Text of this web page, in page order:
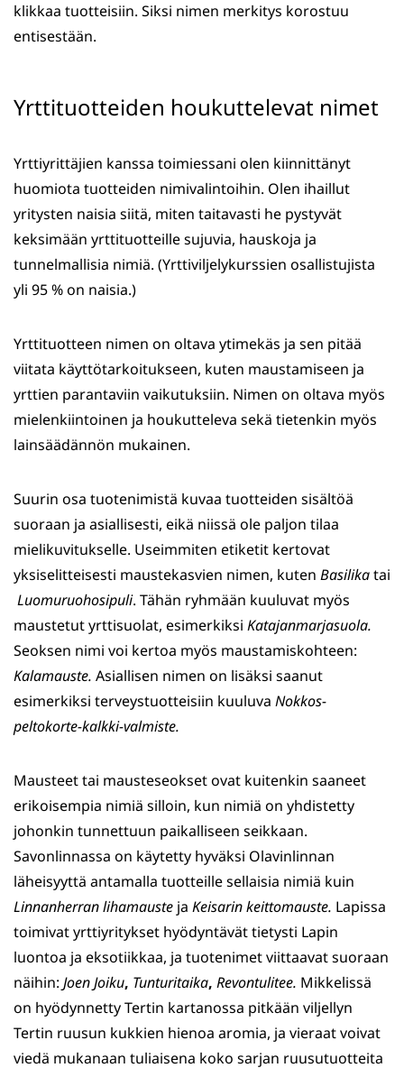
klikkaa tuotteisiin. Siksi nimen merkitys korostuu
entisestään.
Yrttituotteiden houkuttelevat nimet
Yrttiyrittäjien kanssa toimiessani olen kiinnittänyt
huomiota tuotteiden nimivalintoihin. Olen ihaillut
yritysten naisia siitä, miten taitavasti he pystyvät
keksimään yrttituotteille sujuvia, hauskoja ja
tunnelmallisia nimiä. (Yrttiviljelykurssien osallistujista
yli 95 % on naisia.)
Yrttituotteen nimen on oltava ytimekäs ja sen pitää
viitata käyttötarkoitukseen, kuten maustamiseen ja
yrttien parantaviin vaikutuksiin. Nimen on oltava myös
mielenkiintoinen ja houkutteleva sekä tietenkin myös
lainsäädännön mukainen.
Suurin osa tuotenimistä kuvaa tuotteiden sisältöä
suoraan ja asiallisesti, eikä niissä ole paljon tilaa
mielikuvitukselle. Useimmiten etiketit kertovat
yksiselitteisesti maustekasvien nimen, kuten Basilikatai
Luomuruohosipuli. Tähän ryhmään kuuluvat myös
maustetut yrttisuolat, esimerkiksi Katajanmarjasuola.
Seoksen nimi voi kertoa myös maustamiskohteen:
Kalamauste. Asiallisen nimen on lisäksi saanut
esimerkiksi terveystuotteisiin kuuluva Nokkos-
peltokorte-kalkki-valmiste.
Mausteet tai mausteseokset ovat kuitenkin saaneet
erikoisempia nimiä silloin, kun nimiä on yhdistetty
johonkin tunnettuun paikalliseen seikkaan.
Savonlinnassa on käytetty hyväksi Olavinlinnan
läheisyyttä antamalla tuotteille sellaisia nimiä kuin
Linnanherran lihamauste ja Keisarin keittomauste. Lapissa
toimivat yrttiyritykset hyödyntävät tietysti Lapin
luontoa ja eksotiikkaa, ja tuotenimet viittaavat suoraan
näihin: Joen Joiku, Tunturitaika, Revontulitee. Mikkelissä
on hyödynnetty Tertin kartanossa pitkään viljellyn
Tertin ruusun kukkien hienoa aromia, ja vieraat voivat
viedä mukanaan tuliaisena koko sarjan ruusutuotteita